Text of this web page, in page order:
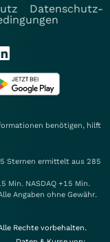
Datenschutz-
benötigen, hilft
Sternen ermittelt aus 285
Min. NASDAQ +15 Min.
Angaben ohne Gewähr.
Rechte vorbehalten.